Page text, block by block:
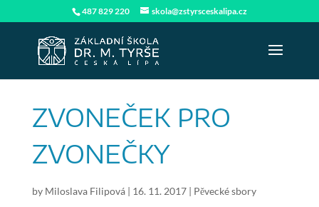
487 829 220 skola@zstyrsceskalipa.cz
ZVONEČEK PRO
ZVONEČKY
by Miloslava Filipová| 16. 11. 2017| Pěvecké sbory